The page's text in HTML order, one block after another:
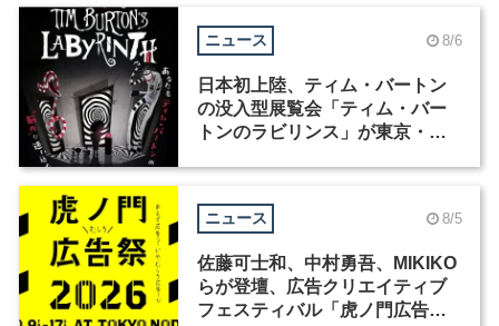
ニュース 8/6
日本初上陸、ティム・バートン
の没入型展覧会「ティム・バー
トンのラビリンス」が東京・豊
ニュース 8/5
佐藤可士和、中村勇吾、MIKIKO
らが登壇、広告クリエイティブ
フェスティバル「虎ノ門広告